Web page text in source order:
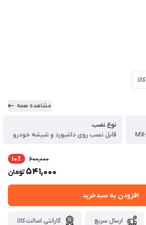
مشاهده همه
نوع نصب
قابل نصب روی داشبورد و شیشه خودرو
600,000 10٪
541,000تومان
افزودن به سبدخرید
ارسال سریع گارانتی اصالت کالا